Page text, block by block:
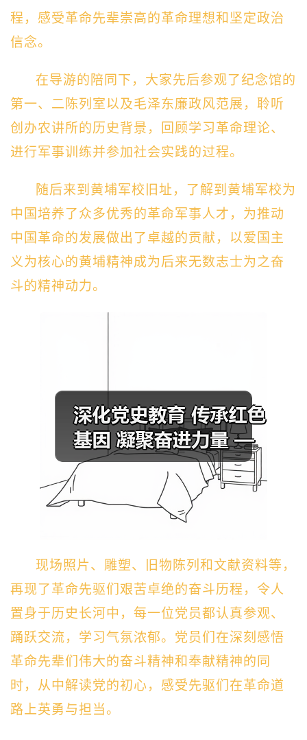
程，感受革命先辈崇高的革命理想和坚定政治
信念。
在导游的陪同下，大家先后参观了纪念馆的
第一、 二 陈列室以及毛泽东廉政风范展，聆听
创办农讲所的历史背景，回顾学习革命理论、
进行军事训练并参加社会实践的过程。
随后来到黄埔军校旧址，了解到黄埔军校为
中国培养了众多优秀的革命军事人才，为推动
中国革命的发展做出了卓越的贡献，以爱国主
义为核心的黄埔精神成为后来无数志士为之奋
斗的精神动力。
现场照片、雕塑、旧物陈列和文献资料等，
再现了革命先驱们艰苦卓绝的奋斗历程，令人
置身于历史长河中，每一位党员都认真参观、
踊跃交流，学习气氛浓郁。党员们在深刻感悟
革命先辈们伟大的奋斗精神和奉献精神的同
时，从中解读党的初心，感受先驱们在革命道
路上英勇与担当。